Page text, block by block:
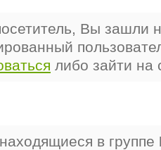
Вы зашли
либо зайти на
в группе